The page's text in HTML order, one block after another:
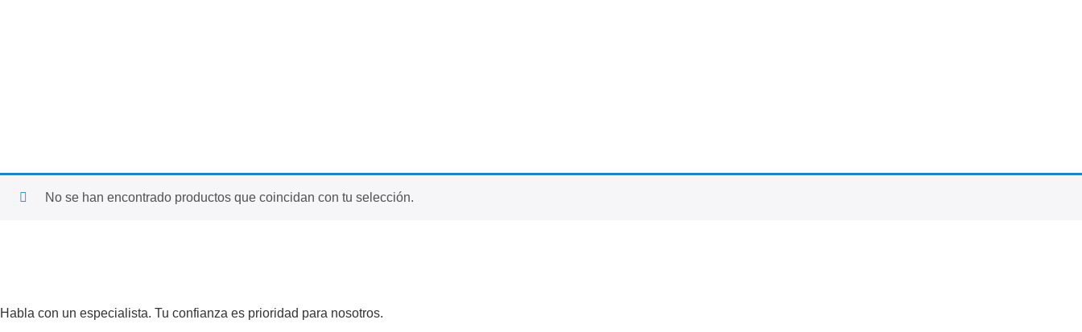
No se han encontrado productos que coincidan con tu selección.
Habla con un especialista. Tu confianza es prioridad para nosotros.